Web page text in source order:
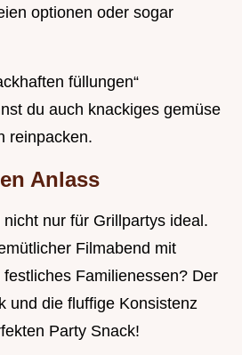
optionen oder sogar
füllungen“
du auch knackiges gemüse
reinpacken.
Anlass
nur für Grillpartys ideal.
Filmabend mit
Familienessen? Der
und die fluffige Konsistenz
Party Snack!